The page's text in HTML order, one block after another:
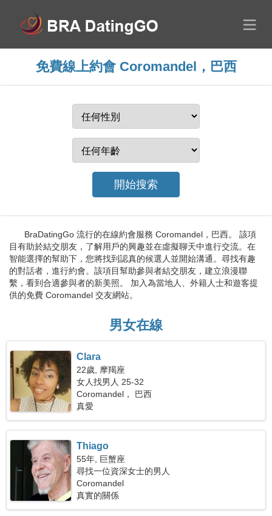
免費線上約會 Coromandel，巴西
BraDatingGo 流行的在線約會服務 Coromandel，巴西。 該項
目有助於結交朋友，了解用戶的興趣並在虛擬聊天中進行交流。在
智能選擇的幫助下，您將找到認真的候選人並開始溝通。尋找有趣
的對話者，進行約會。該項目幫助參與者結交朋友，建立浪漫聯
繫，看到合適參與者的新美照。 加入為當地人、外籍人士和遊客提
供的免費 Coromandel 交友網站。
男女在線
Clara
22歲, 摩羯座
女人找男人 25-32
Coromandel， 巴西
真愛
Thiago
55年, 巨蟹座
尋找一位資深女士的男人
Coromandel
真實的關係